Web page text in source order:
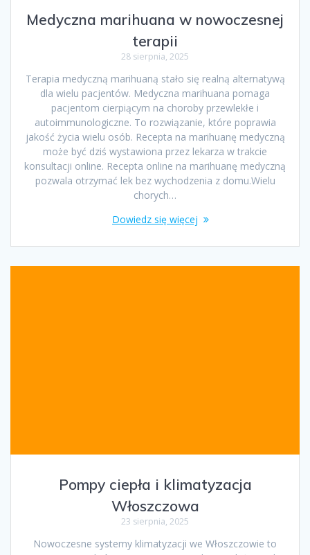
Medyczna marihuana w nowoczesnej
terapii
28 sierpnia, 2025
Terapia medyczną marihuaną stało się realną alternatywą
dla wielu pacjentów. Medyczna marihuana pomaga
pacjentom cierpiącym na choroby przewlekłe i
autoimmunologiczne. To rozwiązanie, które poprawia
jakość życia wielu osób. Recepta na marihuanę medyczną
może być dziś wystawiona przez lekarza w trakcie
konsultacji online. Recepta online na marihuanę medyczną
pozwala otrzymać lek bez wychodzenia z domu.Wielu
chorych…
Dowiedz się więcej
Pompy ciepła i klimatyzacja
Włoszczowa
23 sierpnia, 2025
Nowoczesne systemy klimatyzacji we Włoszczowie to